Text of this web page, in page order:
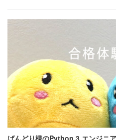
ばんどり様のPython 3 エンジニ